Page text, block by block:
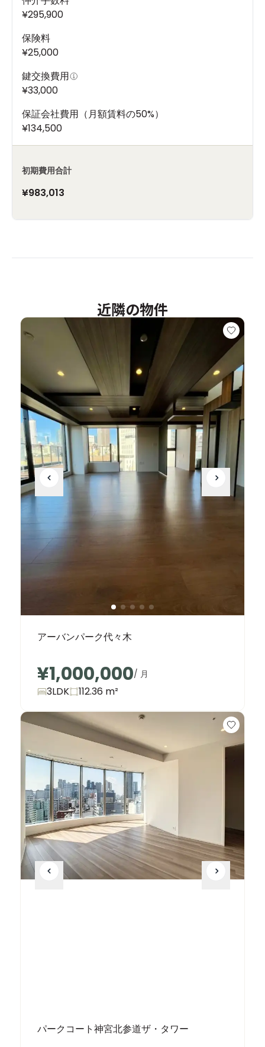
¥295,900
保険料
¥25,000
鍵交換費用
¥33,000
保証会社費用（月額賃料の50%）
¥134,500
初期費用合計
¥983,013
近隣の物件
アーバンパーク代々木
¥1,000,000/ 月
3LDK 112.36 m²
パークコート神宮北参道ザ・タワー